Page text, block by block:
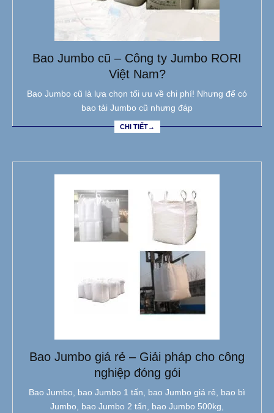
Bao Jumbo cũ – Công ty Jumbo RORI
Việt Nam?
Bao Jumbo cũ là lựa chọn tối ưu về chi phí! Nhưng để có
bao tải Jumbo cũ nhưng đáp
CHI TIẾT→
Bao Jumbo giá rẻ – Giải pháp cho công
nghiệp đóng gói
Bao Jumbo, bao Jumbo 1 tấn, bao Jumbo giá rẻ, bao bì
Jumbo, bao Jumbo 2 tấn, bao Jumbo 500kg,